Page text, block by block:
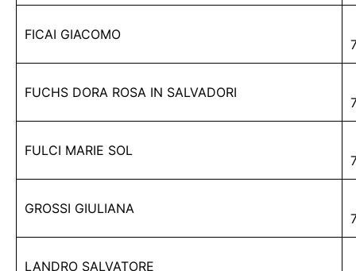
FICAI GIACOMO
FUCHS DORA ROSA IN SALVADORI
FULCI MARIE SOL
GROSSI GIULIANA
LANDRO SALVATORE